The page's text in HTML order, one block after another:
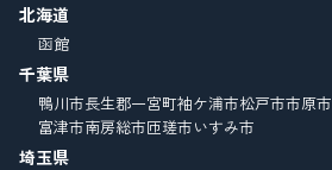
北海道
函館
千葉県
鴨川市長生郡一宮町袖ケ浦市松戸市市原市
富津市南房総市匝瑳市いすみ市
埼玉県